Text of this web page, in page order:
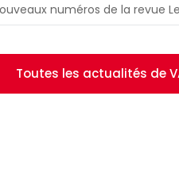
numéros de la revue
Toutes les actualités de